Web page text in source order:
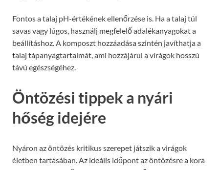
Fontos a talaj pH-értékének ellenőrzése is. Ha a talaj túl
savas vagy lúgos, használj megfelelő adalékanyagokat a
beállításhoz. A komposzt hozzáadása szintén javíthatja a
talaj tápanyagtartalmát, ami hozzájárul a virágok hosszú
távú egészségéhez.
Öntözési tippek a nyári
hőség idejére
Nyáron az öntözés kritikus szerepet játszik a virágok
életben tartásában. Az ideális időpont az öntözésre a kora